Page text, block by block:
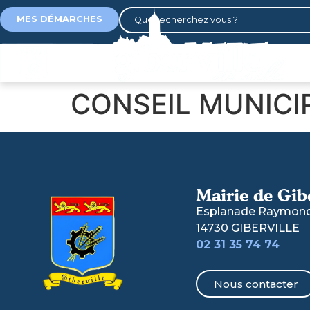
principal
MES DÉMARCHES
CONSEIL
Mairie de
Esplanade
14730 GIBERVILLE
02 31 35 74 74
Nous contacter